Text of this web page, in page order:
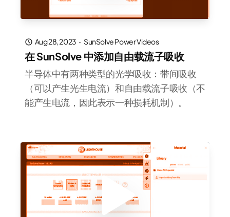
Aug 28, 2023 · SunSolve Power Videos
在 SunSolve 中添加自由载流子吸收
半导体中有两种类型的光学吸收：带间吸收
（可以产生光生电流）和自由载流子吸收（不
能产生电流，因此表示一种损耗机制）。